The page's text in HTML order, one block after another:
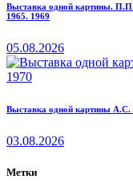
Выставка одной картины.
1965. 1969
05.08.2026
Выставка одной картины А.С.
03.08.2026
Метки